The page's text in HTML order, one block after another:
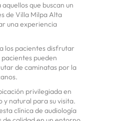
que buscan un
de Villa Milpa Alta
una experiencia
los pacientes disfrutar
pueden
de caminatas por la
privilegiada en
natural para su visita.
clínica de audiología